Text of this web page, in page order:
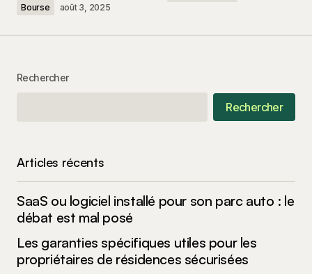
Enregistrer mon nom, mon e-mail et mon site
Bourse août 3, 2025
Rechercher
Rechercher
Articles récents
SaaS ou logiciel installé pour son parc auto : le
débat est mal posé
Les garanties spécifiques utiles pour les
propriétaires de résidences sécurisées